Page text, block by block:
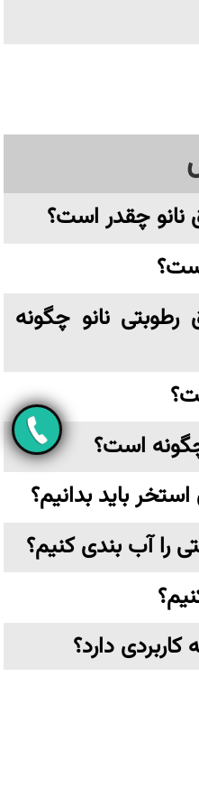
چقدر است؟
رطوبتی نانو چگونه
است؟
باید بدانیم؟
را آب بندی کنیم؟
دارد؟